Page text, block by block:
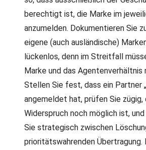
berechtigt ist, die Marke im
anzumelden. Dokumentieren Sie
eigene (auch ausländische)
lückenlos, denn im Streitfall
Marke und das Agentenverhältnis
Stellen Sie fest, dass ein Partner
angemeldet hat, prüfen Sie zügig,
Widerspruch noch möglich ist,
Sie strategisch zwischen
prioritätswahrenden Übertragung.